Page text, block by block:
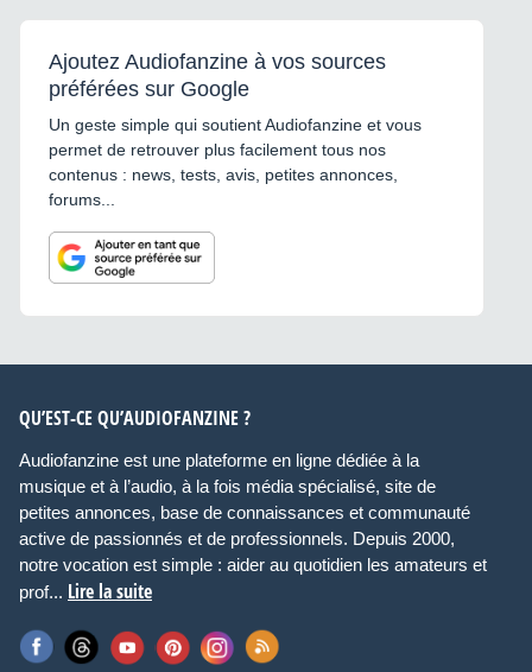
Ajoutez Audiofanzine à vos sources
préférées sur Google
Un geste simple qui soutient Audiofanzine et vous
permet de retrouver plus facilement tous nos
contenus : news, tests, avis, petites annonces,
forums...
QU’EST-CE QU’AUDIOFANZINE ?
Audiofanzine est une plateforme en ligne dédiée à la
musique et à l’audio, à la fois média spécialisé, site de
petites annonces, base de connaissances et communauté
active de passionnés et de professionnels. Depuis 2000,
notre vocation est simple : aider au quotidien les amateurs et
prof... Lire la suite